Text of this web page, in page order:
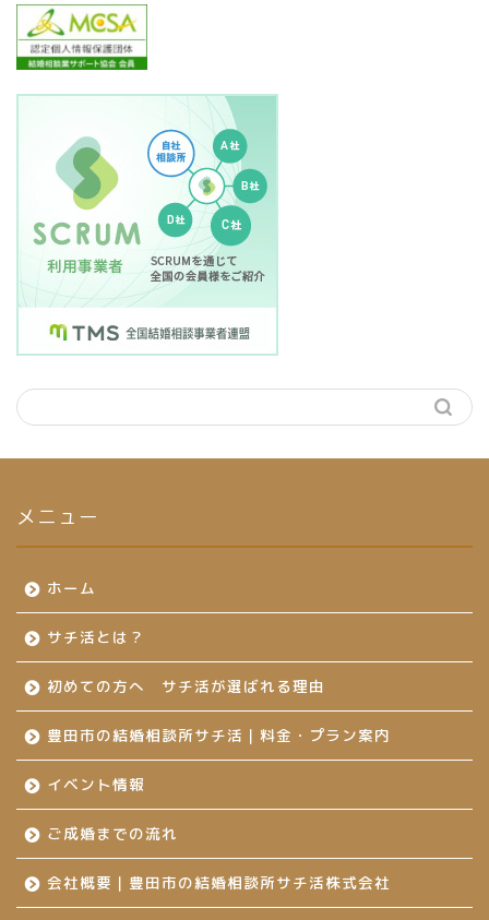
メニュー
ホーム
サチ活とは？
初めての方へ サチ活が選ばれる理由
豊田市の結婚相談所サチ活｜料金・プラン案内
イベント情報
ご成婚までの流れ
会社概要｜豊田市の結婚相談所サチ活株式会社